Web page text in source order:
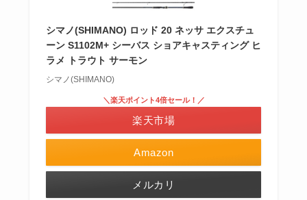
シマノ(SHIMANO) ロッド 20 ネッサ エクスチュ
ーン S1102M+ シーバス ショアキャスティング ヒ
ラメ トラウト サーモン
シマノ(SHIMANO)
Amazon
＼楽天ポイント4倍セール！／
楽天市場
メルカリ